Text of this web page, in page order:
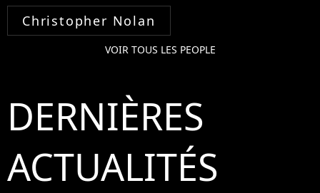
Christopher Nolan
VOIR TOUS LES PEOPLE
DERNIÈRES
ACTUALITÉS